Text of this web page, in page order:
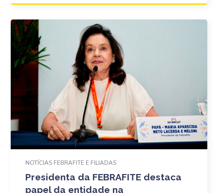
NOTÍCIAS FEBRAFITE E FILIADAS
Presidenta da FEBRAFITE destaca
papel da entidade na